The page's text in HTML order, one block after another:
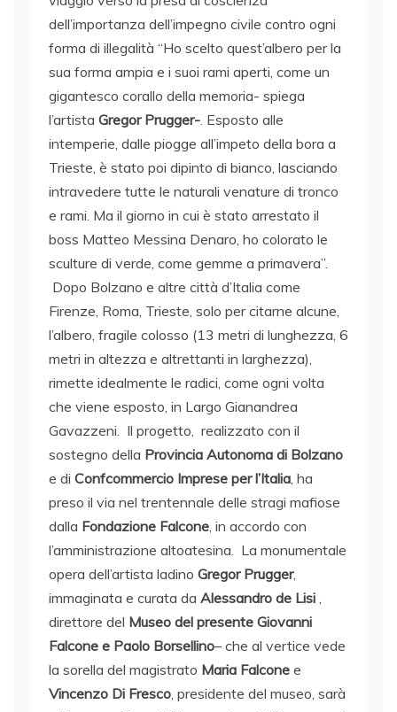
dell’importanza dell’impegno civile contro ogni
forma di illegalità “Ho scelto quest’albero per la
sua forma ampia e i suoi rami aperti, come un
gigantesco corallo della memoria- spiega
l’artista Gregor Prugger-. Esposto alle
intemperie, dalle piogge all’impeto della bora a
Trieste, è stato poi dipinto di bianco, lasciando
intravedere tutte le naturali venature di tronco
e rami. Ma il giorno in cui è stato arrestato il
boss Matteo Messina Denaro, ho colorato le
sculture di verde, come gemme a primavera”.
Dopo Bolzano e altre città d’Italia come
Firenze, Roma, Trieste, solo per citarne alcune,
l’albero, fragile colosso (13 metri di lunghezza, 6
metri in altezza e altrettanti in larghezza),
rimette idealmente le radici, come ogni volta
che viene esposto, in Largo Gianandrea
Gavazzeni. Il progetto, realizzato con il
sostegno della Provincia Autonoma di Bolzano
e di Confcommercio Imprese per l’Italia, ha
preso il via nel trentennale delle stragi mafiose
dalla Fondazione Falcone, in accordo con
l’amministrazione altoatesina. La monumentale
opera dell’artista ladino Gregor Prugger,
immaginata e curata da Alessandro de Lisi ,
direttore del Museo del presente Giovanni
Falcone e Paolo Borsellino– che al vertice vede
la sorella del magistrato Maria Falcone e
Vincenzo Di Fresco, presidente del museo, sarà